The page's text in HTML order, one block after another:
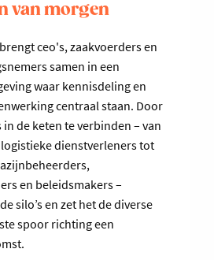
van morgen
ceo's, zaakvoerders en
samen in een
waar kennisdeling en
centraal staan. Door
de keten te verbinden – van
dienstverleners tot
en beleidsmakers –
silo’s en zet het de diverse
spoor richting een